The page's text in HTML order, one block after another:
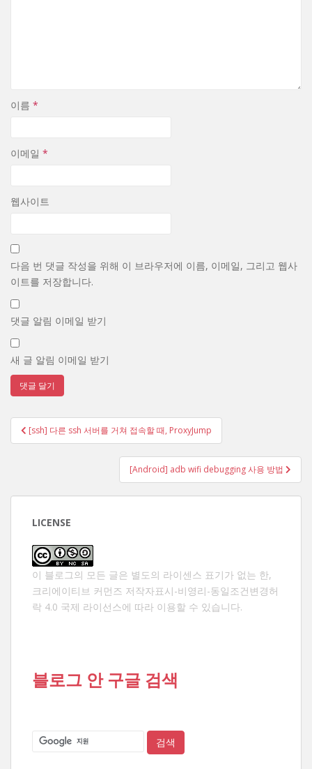
이름 *
이메일 *
웹사이트
다음 번 댓글 작성을 위해 이 브라우저에 이름, 이메일, 그리고 웹사
이트를 저장합니다.
댓글 알림 이메일 받기
새 글 알림 이메일 받기
글
탐
[ssh] 다른 ssh 서버를 거쳐 접속할 때, ProxyJump
[Android] adb wifi debugging 사용 방법
LICENSE
이 블로그의 모든 글은 별도의 라이센스 표기가 없는 한,
크리에이티브 커먼즈 저작자표시-비영리-동일조건변경허
락 4.0 국제 라이선스에 따라 이용할 수 있습니다.
블로그 안 구글 검색